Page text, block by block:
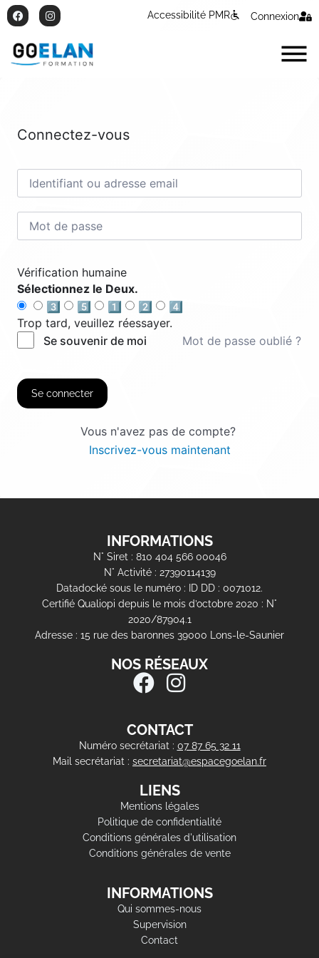
Accessibilité PMR Connexion
Connectez-vous
Vérification humaine
Sélectionnez le Deux.
3️⃣
5️⃣ 1️⃣ 2️⃣
4️⃣
Trop tard, veuillez réessayer.
Se souvenir de moi
Mot de passe oublié ?
Se connecter
Vous n'avez pas de compte?
Inscrivez-vous maintenant
INFORMATIONS
N° Siret : 810 404 566 00046
N° Activité : 27390114139
Datadocké sous le numéro : ID DD : 0071012.
Certifié Qualiopi depuis le mois d’octobre 2020 : N°
2020/87904.1
Adresse : 15 rue des baronnes 39000 Lons-le-Saunier
NOS RÉSEAUX
CONTACT
Numéro secrétariat : 07 87 65 32 11
Mail secrétariat : secretariat@espacegoelan.fr
LIENS
Mentions légales
Politique de confidentialité
Conditions générales d'utilisation
Conditions générales de vente
INFORMATIONS
Qui sommes-nous
Supervision
Contact